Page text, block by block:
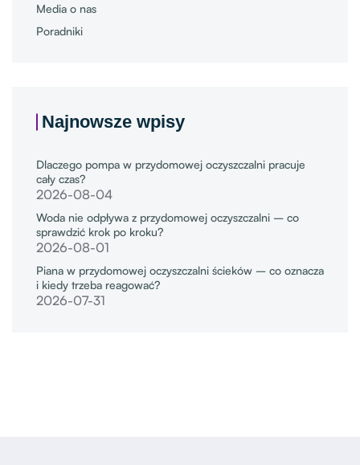
Media o nas
Poradniki
Najnowsze wpisy
Dlaczego pompa w przydomowej oczyszczalni pracuje
cały czas?
2026-08-04
Woda nie odpływa z przydomowej oczyszczalni – co
sprawdzić krok po kroku?
2026-08-01
Piana w przydomowej oczyszczalni ścieków – co oznacza
i kiedy trzeba reagować?
2026-07-31